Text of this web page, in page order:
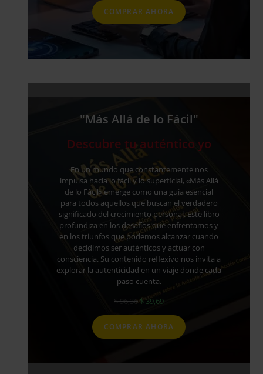
era:
$ 55,69.
actual
es:
$ 22,69.
COMPRAR AHORA
"Más Allá de lo Fácil"
Descubre tu auténtico yo
En un mundo que constantemente nos
impulsa hacia lo fácil y lo superficial, «Más Allá
de lo Fácil» emerge como una guía esencial
para todos aquellos que buscan el verdadero
significado del crecimiento personal. Este libro
profundiza en los desafíos que enfrentamos y
en los triunfos que podemos alcanzar cuando
decidimos ser auténticos y actuar con
consciencia. Su contenido reflexivo nos invita a
explorar la autenticidad en un viaje donde cada
paso cuenta.
$96,36 El
era:
$ 96,36.
$ 39,69El
actual
es:
$ 39,69.
COMPRAR AHORA